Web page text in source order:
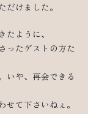
けました。
ように、
ったゲストの方た
いや、再会できる
て下さいねぇ。